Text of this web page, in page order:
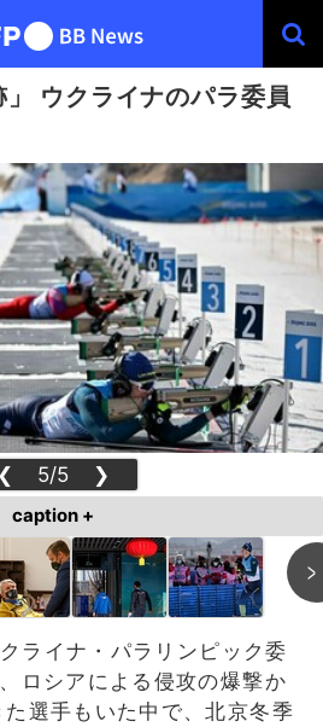
ウクライナのパラ委員
❮ 5/5 ❯
caption +
ライナ・パラリンピック委
ロシアによる侵攻の爆撃か
選手もいた中で、北京冬季